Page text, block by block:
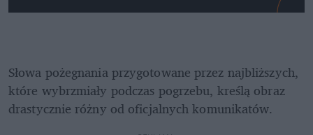
Słowa pożegnania przygotowane przez najbliższych,
które wybrzmiały podczas pogrzebu, kreślą obraz
drastycznie różny od oficjalnych komunikatów.